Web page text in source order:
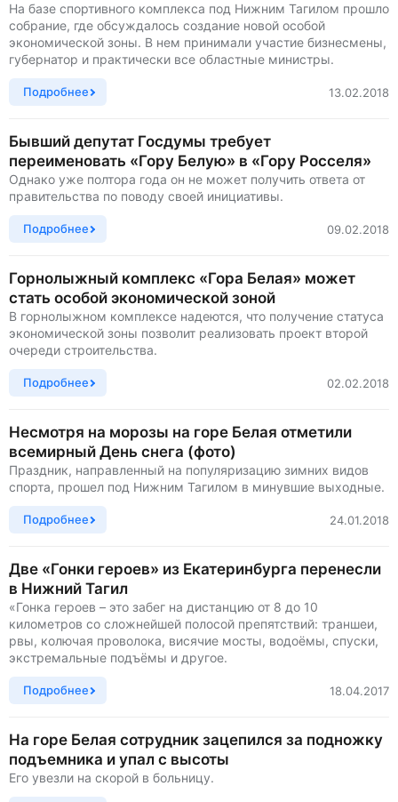
На базе спортивного комплекса под Нижним Тагилом прошло
собрание, где обсуждалось создание новой особой
экономической зоны. В нем принимали участие бизнесмены,
губернатор и практически все областные министры.
Подробнее 13.02.2018
Бывший депутат Госдумы требует
переименовать «Гору Белую» в «Гору Росселя»
Однако уже полтора года он не может получить ответа от
правительства по поводу своей инициативы.
Подробнее 09.02.2018
Горнолыжный комплекс «Гора Белая» может
стать особой экономической зоной
В горнолыжном комплексе надеются, что получение статуса
экономической зоны позволит реализовать проект второй
очереди строительства.
Подробнее 02.02.2018
Несмотря на морозы на горе Белая отметили
всемирный День снега (фото)
Праздник, направленный на популяризацию зимних видов
спорта, прошел под Нижним Тагилом в минувшие выходные.
Подробнее 24.01.2018
Две «Гонки героев» из Екатеринбурга перенесли
в Нижний Тагил
«Гонка героев – это забег на дистанцию от 8 до 10
километров со сложнейшей полосой препятствий: траншеи,
рвы, колючая проволока, висячие мосты, водоёмы, спуски,
экстремальные подъёмы и другое.
Подробнее 18.04.2017
На горе Белая сотрудник зацепился за подножку
подъемника и упал с высоты
Его увезли на скорой в больницу.